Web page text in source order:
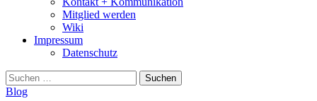
Mitglied werden
Wiki
Impressum
Datenschutz
Suchen
nach:
Blog